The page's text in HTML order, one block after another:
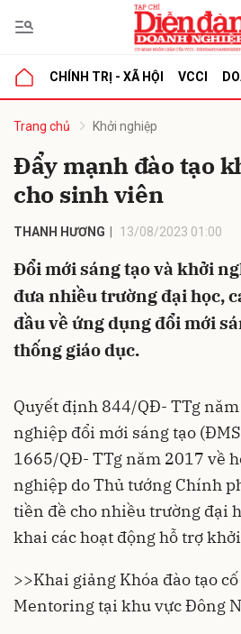
CHÍNH TRỊ - XÃ HỘI VCCI
Trang chủ Khởi nghiệp
Đẩy mạnh đào tạo
cho sinh viên
THANH HƯƠNG 13/08/2023 01:00
Đổi mới sáng tạo và khởi
đưa nhiều trường đại học,
đầu về ứng dụng đổi mới
thống giáo dục.
Quyết định 844/QĐ- TTg
nghiệp đổi mới sáng tạo
1665/QĐ- TTg năm 2017 về
nghiệp do Thủ tướng Chính
tiền đề cho nhiều trường đại
khai các hoạt động hỗ trợ
>>Khai giảng Khóa đào tạo
Mentoring tại khu vực Đông
luận